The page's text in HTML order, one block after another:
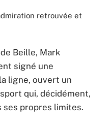
retrouvée et
Beille, Mark
signé une
ligne, ouvert un
qui, décidément,
ses propres limites.